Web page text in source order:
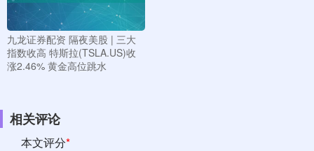
九龙证券配资 隔夜美股 | 三大
指数收高 特斯拉(TSLA.US)收
涨2.46% 黄金高位跳水
相关评论
本文评分*